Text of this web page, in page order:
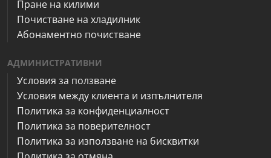
Пране на килими
Почистване на хладилник
Абонаментно почистване
АДМИНИСТРАТИВНИ
Условия за ползване
Условия между клиента и изпълнителя
Политика за конфиденциалност
Политика за поверителност
Политика за използване на бисквитки